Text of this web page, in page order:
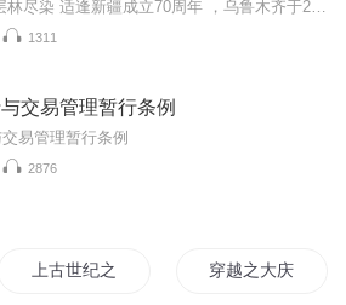
1311
交易管理暂行条例
易管理暂行条例
2876
上古世纪之金币的诱惑 穿越之大庆帝国